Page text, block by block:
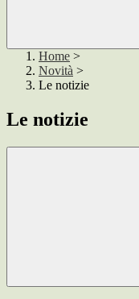
Home >
Novità >
Le notizie
Le notizie